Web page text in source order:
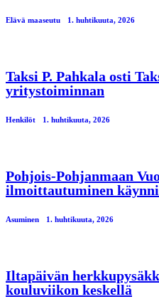
Elävä maaseutu 1. huhtikuuta, 2026
Taksi P. Pahkala osti
yritystoiminnan
Henkilöt 1. huhtikuuta, 2026
Pohjois-Pohjanmaan
ilmoittautuminen
Asuminen 1. huhtikuuta, 2026
Iltapäivän
kouluviikon keskellä